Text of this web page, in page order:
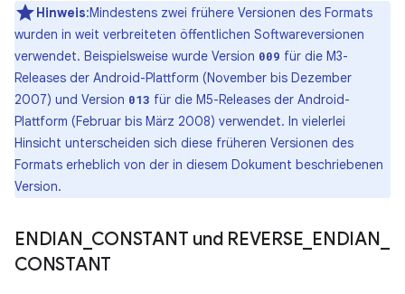
Hinweis:Mindestens zwei frühere Versionen des Formats
wurden in weit verbreiteten öffentlichen Softwareversionen
verwendet. Beispielsweise wurde Version 009 für die M3-
Releases der Android-Plattform (November bis Dezember
2007) und Version 013 für die M5-Releases der Android-
Plattform (Februar bis März 2008) verwendet. In vielerlei
Hinsicht unterscheiden sich diese früheren Versionen des
Formats erheblich von der in diesem Dokument beschriebenen
Version.
ENDIAN CONSTANT und REVERSE ENDIAN
CONSTANT